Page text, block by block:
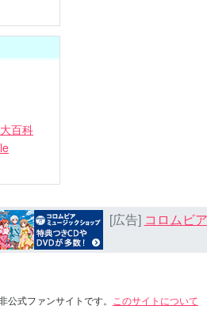
[広告] コロムビ
公式ファンサイトです。 このサイトについて